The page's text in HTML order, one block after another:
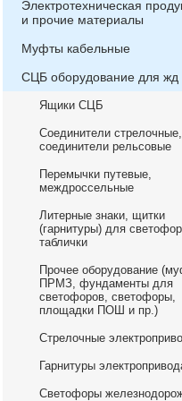
Электротехническая
и прочие материалы
Муфты кабельные
СЦБ оборудование для жд
Ящики СЦБ
Соединители стрелочные,
соединители рельсовые
Перемычки путевые,
междроссельные
Литерные знаки, щитки
(гарнитуры) для
таблички
Прочее оборудование
ПРМЗ, фундаменты для
светофоров, светофоры,
площадки ПОШ и пр.)
Стрелочные
Гарнитуры
Светофоры